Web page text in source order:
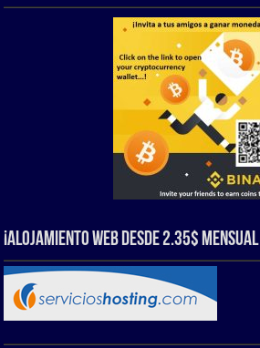
¡Alojamiento web Desde 2.35$ Mensual